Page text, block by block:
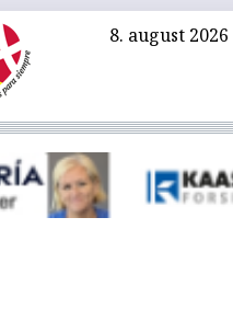
8. august 2026